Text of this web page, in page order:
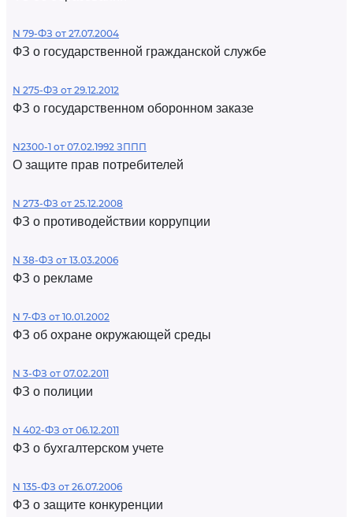
N 79-ФЗ от 27.07.2004
ФЗ о государственной гражданской службе
N 275-ФЗ от 29.12.2012
ФЗ о государственном оборонном заказе
N2300-1 от 07.02.1992 ЗППП
О защите прав потребителей
N 273-ФЗ от 25.12.2008
ФЗ о противодействии коррупции
N 38-ФЗ от 13.03.2006
ФЗ о рекламе
N 7-ФЗ от 10.01.2002
ФЗ об охране окружающей среды
N 3-ФЗ от 07.02.2011
ФЗ о полиции
N 402-ФЗ от 06.12.2011
ФЗ о бухгалтерском учете
N 135-ФЗ от 26.07.2006
ФЗ о защите конкуренции